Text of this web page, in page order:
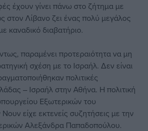
έχουν γίνει πάνω στο ζήτημα με
στον Λίβανο ζει ένας πολύ μεγάλος
καναδικό διαβατήριο.
παραμένει προτεραιότητα να μη
σχέση με το Ισραήλ. Δεν είναι
πολιτικές
– Ισραήλ στην Αθήνα. Η πολιτική
Εξωτερικών του
είχε εκτενείς συζητήσεις με την
Αλεξάνδρα Παπαδοπούλου.